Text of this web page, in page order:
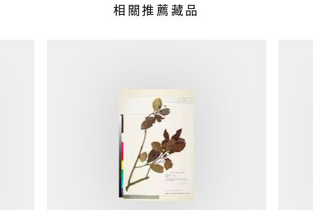
相關推薦藏品